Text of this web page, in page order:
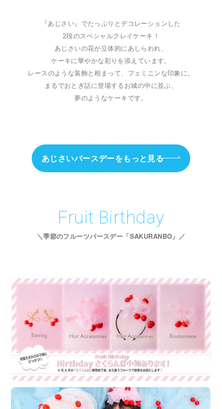
『あ じさい』でたっぷりとデコレーションした
2段のスペシャルクレイケーキ！
あじさいの花が立体的にあしらわれ、
ケーキに華やかな彩りを添えています。
レースのような装飾と相まって、フェミニンな印象に。
まるでおとぎ話に登場するお城の中に並ぶ、
夢のようなケーキです。
あじさいバースデーをもっと見る
Fruit Birthday
＼季節のフルーツバースデー 「SAKURANBO」 ／